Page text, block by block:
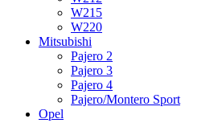
W215
W220
Mitsubishi
Pajero 2
Pajero 3
Pajero 4
Pajero/Montero Sport
Opel